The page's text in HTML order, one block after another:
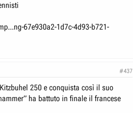
67e930a2-1d7c-4d93-b721-
#437
250 e conquista così il suo
ha battuto in finale il francese